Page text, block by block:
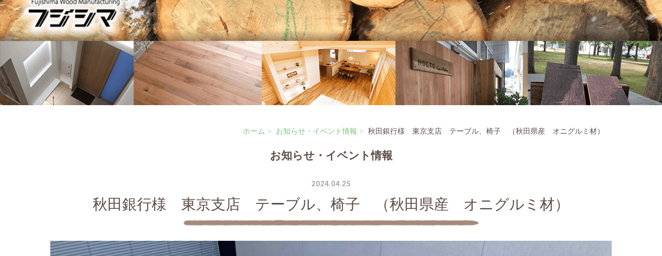
ホーム お知らせ・イベント情報 秋田銀行様 東京支店 テーブル、椅子 （秋田県産 オニグルミ材）
お知らせ・イベント情報
2024.04.25
秋田銀行様 東京支店 テーブル、椅子 （秋田県産 オニグルミ材）